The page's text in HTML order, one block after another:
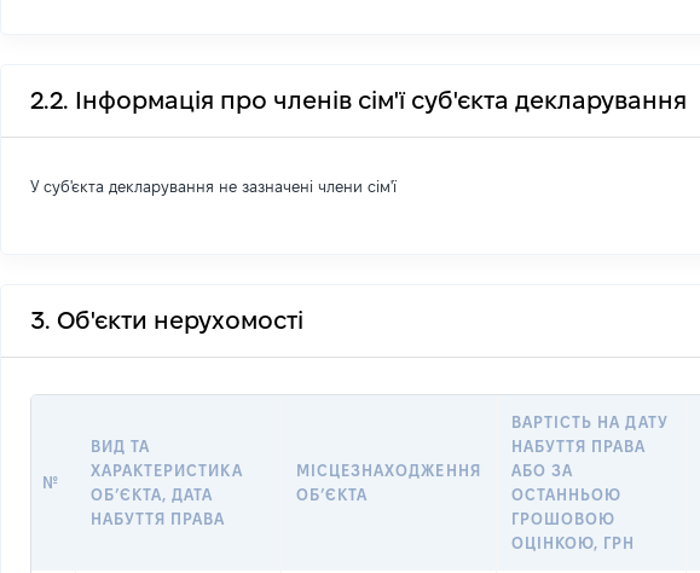
2.2. Інформація про членів сім'ї суб'єкта декларування
У суб'єкта декларування не зазначені члени сім'ї
3. Об'єкти нерухомості
№
ВИД ТА
ХАРАКТЕРИСТИКА
ОБʼЄКТА, ДАТА
НАБУТТЯ ПРАВА
МІСЦЕЗНАХОДЖЕННЯ
ОБʼЄКТА
ВАРТІСТЬ НА ДАТУ
НАБУТТЯ ПРАВА
АБО ЗА
ОСТАННЬОЮ
ГРОШОВОЮ
ОЦІНКОЮ, ГРН